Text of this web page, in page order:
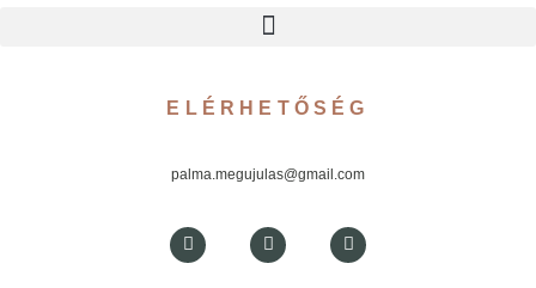
ELÉRHETŐSÉG
palma.megujulas@gmail.com